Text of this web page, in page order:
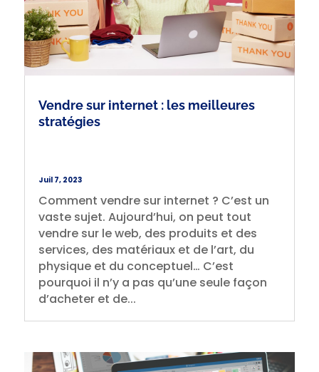
Vendre sur internet : les meilleures
stratégies
Juil 7, 2023
Comment vendre sur internet ? C’est un
vaste sujet. Aujourd’hui, on peut tout
vendre sur le web, des produits et des
services, des matériaux et de l’art, du
physique et du conceptuel… C’est
pourquoi il n’y a pas qu’une seule façon
d’acheter et de...